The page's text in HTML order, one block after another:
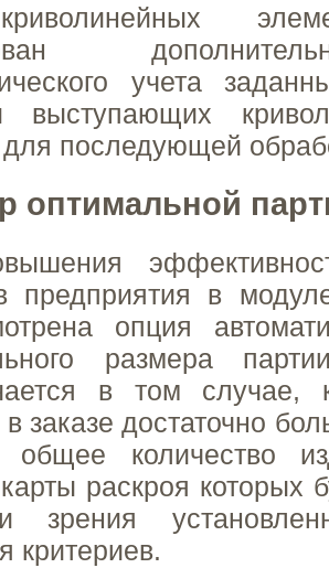
учета
выступающих
для последующей
оптимальной
предприятия в
опция
размера
в том случае,
заказе достаточно
общее количество
раскроя которых
зрения
критериев.